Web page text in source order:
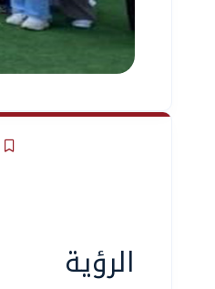
الرؤية